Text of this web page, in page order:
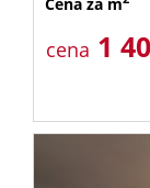
cena 1